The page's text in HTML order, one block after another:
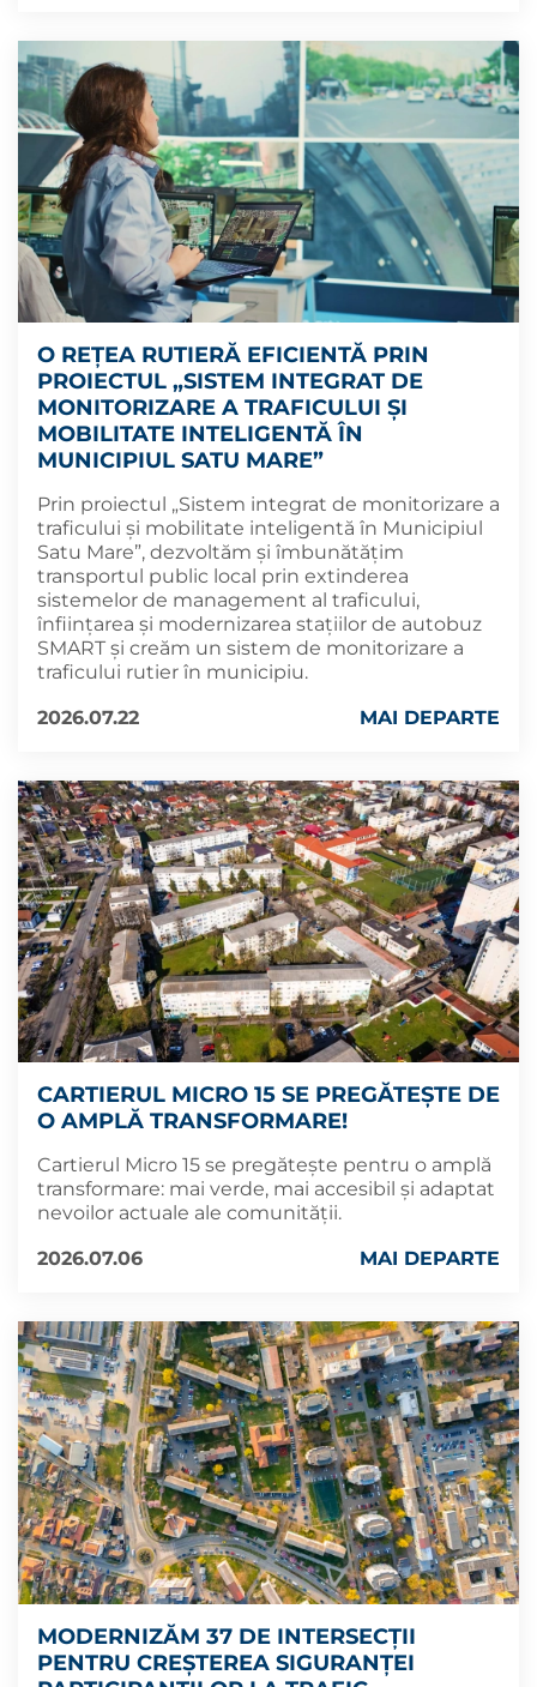
O REȚEA RUTIERĂ EFICIENTĂ PRIN
PROIECTUL „SISTEM INTEGRAT DE
MONITORIZARE A TRAFICULUI ȘI
MOBILITATE INTELIGENTĂ ÎN
MUNICIPIUL SATU MARE”
Prin proiectul „Sistem integrat de monitorizare a
traficului și mobilitate inteligentă în Municipiul
Satu Mare”, dezvoltăm și îmbunătățim
transportul public local prin extinderea
sistemelor de management al traficului,
înființarea și modernizarea stațiilor de autobuz
SMART și creăm un sistem de monitorizare a
traficului rutier în municipiu.
2026.07.22
MAI DEPARTE
CARTIERUL MICRO 15 SE PREGĂTEȘTE DE
O AMPLĂ TRANSFORMARE!
Cartierul Micro 15 se pregătește pentru o amplă
transformare: mai verde, mai accesibil și adaptat
nevoilor actuale ale comunității.
2026.07.06
MAI DEPARTE
MODERNIZĂM 37 DE INTERSECȚII
PENTRU CREȘTEREA SIGURANȚEI